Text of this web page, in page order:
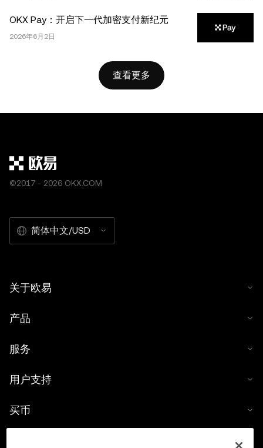
OKX Pay：开启下一代加密支付新纪元
2026年6月2日
查看更多
©2017 - 2026 OKX.COM
简体中文/USD
关于欧易
产品
服务
用户支持
买币